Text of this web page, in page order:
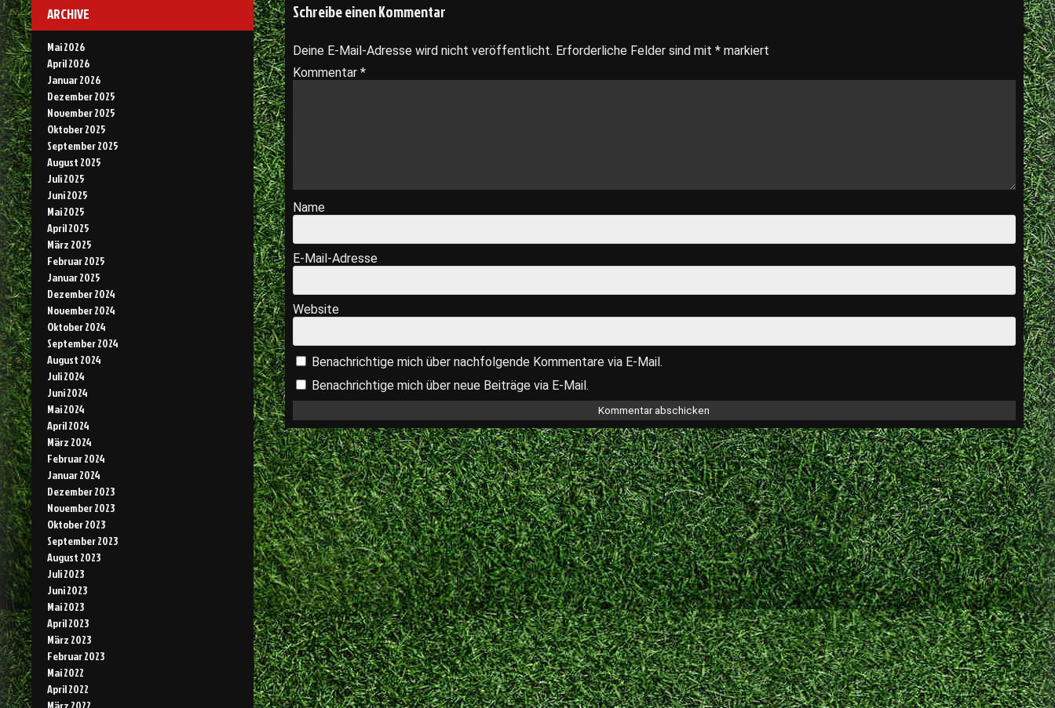
Schreibe einen Kommentar
Deine E-Mail-Adresse wird nicht veröffentlicht. Erforderliche Felder sind mit *markiert
Kommentar *
Name
E-Mail-Adresse
Website
Benachrichtige mich über nachfolgende Kommentare via E-Mail.
Benachrichtige mich über neue Beiträge via E-Mail.
ARCHIVE
Mai 2026
April 2026
Januar 2026
Dezember 2025
November 2025
Oktober 2025
September 2025
August 2025
Juli 2025
Juni 2025
Mai 2025
April 2025
März 2025
Februar 2025
Januar 2025
Dezember 2024
November 2024
Oktober 2024
September 2024
August 2024
Juli 2024
Juni 2024
Mai 2024
April 2024
März 2024
Februar 2024
Januar 2024
Dezember 2023
November 2023
Oktober 2023
September 2023
August 2023
Juli 2023
Juni 2023
Mai 2023
April 2023
März 2023
Februar 2023
Mai 2022
April 2022
März 2022